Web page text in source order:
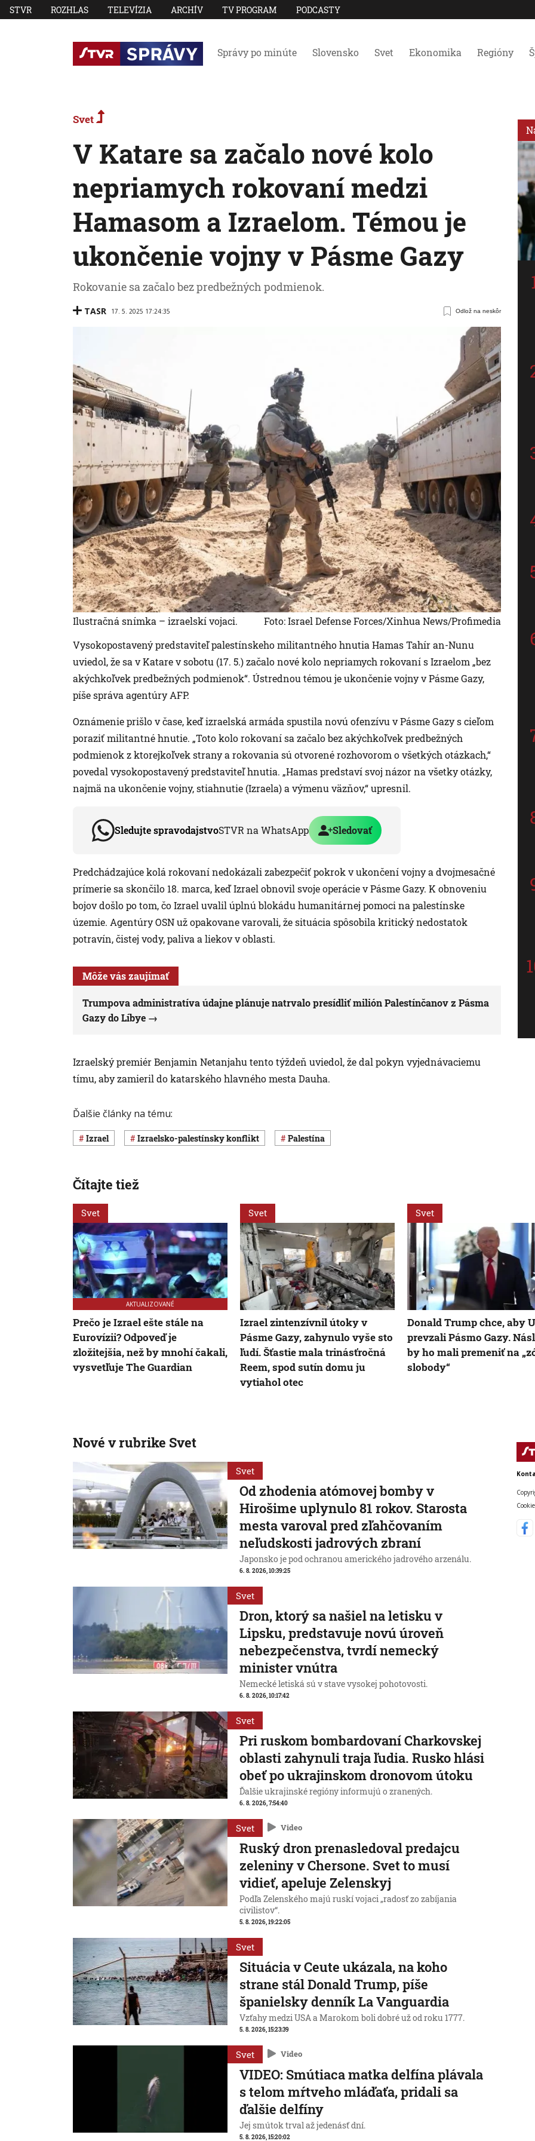
STVR ROZHLAS TELEVÍZIA ARCHÍV TV PROGRAM PODCASTY
Správy po minúte Slovensko Svet Ekonomika Regióny
Svet
V Katare sa začalo nové kolo
nepriamych rokovaní medzi
Hamasom a Izraelom. Témou je
ukončenie vojny v Pásme Gazy
Rokovanie sa začalo bez predbežných podmienok.
TASR 17. 5. 2025 17:24:35 Odlož na neskôr
Ilustračná snímka – izraelskí vojaci.
Foto: Israel Defense Forces/Xinhua News/Profimedia
Vysokopostavený predstaviteľ palestínskeho militantného hnutia Hamas Tahír an-Nunu
uviedol, že sa v Katare v sobotu (17. 5.) začalo nové kolo nepriamych rokovaní s Izraelom „bez
akýchkoľvek predbežných podmienok“. Ústrednou témou je ukončenie vojny v Pásme Gazy,
píše správa agentúry AFP.
Oznámenie prišlo v čase, keď izraelská armáda spustila novú ofenzívu v Pásme Gazy s cieľom
poraziť militantné hnutie. „Toto kolo rokovaní sa začalo bez akýchkoľvek predbežných
podmienok z ktorejkoľvek strany a rokovania sú otvorené rozhovorom o všetkých otázkach,“
povedal vysokopostavený predstaviteľ hnutia. „Hamas predstaví svoj názor na všetky otázky,
najmä na ukončenie vojny, stiahnutie (Izraela) a výmenu väzňov,“ upresnil.
Sledujte spravodajstvoSTVR na WhatsApp Sledovať
Predchádzajúce kolá rokovaní nedokázali zabezpečiť pokrok v ukončení vojny a dvojmesačné
prímerie sa skončilo 18. marca, keď Izrael obnovil svoje operácie v Pásme Gazy. K obnoveniu
bojov došlo po tom, čo Izrael uvalil úplnú blokádu humanitárnej pomoci na palestínske
územie. Agentúry OSN už opakovane varovali, že situácia spôsobila kritický nedostatok
potravín, čistej vody, paliva a liekov v oblasti.
Môže vás zaujímať
Trumpova administratíva údajne plánuje natrvalo presídliť milión Palestínčanov z Pásma
Gazy do Líbye
Izraelský premiér Benjamin Netanjahu tento týždeň uviedol, že dal pokyn vyjednávaciemu
tímu, aby zamieril do katarského hlavného mesta Dauha.
Ďalšie články na tému:
Izrael izraelsko-palestínsky konflikt Palestína
Čítajte tiež
Svet
AKTUALIZOVANÉ
Prečo je Izrael ešte stále na
Eurovízii? Odpoveď je
zložitejšia, než by mnohí čakali,
vysvetľuje The Guardian
Svet
Izrael zintenzívnil útoky v
Pásme Gazy, zahynulo vyše sto
ľudí. Šťastie mala trinásťročná
Reem, spod sutín domu ju
vytiahol otec
Svet
Donald Trump chce, aby
prevzali Pásmo Gazy.
by ho mali premeniť na
slobody“
Nové v rubrike Svet
Svet
Od zhodenia atómovej bomby v
Hirošime uplynulo 81 rokov. Starosta
mesta varoval pred zľahčovaním
neľudskosti jadrových zbraní
Japonsko je pod ochranou amerického jadrového arzenálu.
6. 8. 2026, 10:39:25
Svet
Dron, ktorý sa našiel na letisku v
Lipsku, predstavuje novú úroveň
nebezpečenstva, tvrdí nemecký
minister vnútra
Nemecké letiská sú v stave vysokej pohotovosti.
6. 8. 2026, 10:17:42
Svet
Pri ruskom bombardovaní Charkovskej
oblasti zahynuli traja ľudia. Rusko hlási
obeť po ukrajinskom dronovom útoku
Ďalšie ukrajinské regióny informujú o zranených.
6. 8. 2026, 7:54:40
Svet Video
Ruský dron prenasledoval predajcu
zeleniny v Chersone. Svet to musí
vidieť, apeluje Zelenskyj
Podľa Zelenského majú ruskí vojaci „radosť zo zabíjania
civilistov“.
5. 8. 2026, 19:22:05
Svet
Situácia v Ceute ukázala, na koho
strane stál Donald Trump, píše
španielsky denník La Vanguardia
Vzťahy medzi USA a Marokom boli dobré už od roku 1777.
5. 8. 2026, 15:23:39
Svet Video
VIDEO: Smútiaca matka delfína plávala
s telom mŕtveho mláďaťa, pridali sa
ďalšie delfíny
Jej smútok trval až jedenásť dní.
5. 8. 2026, 15:20:02